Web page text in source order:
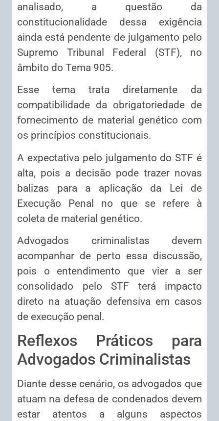
analisado, a questão da
constitucionalidade dessa exigência
ainda está pendente de julgamento pelo
Supremo Tribunal Federal (STF), no
âmbito do Tema 905.
Esse tema trata diretamente da
compatibilidade da obrigatoriedade de
fornecimento de material genético com
os princípios constitucionais.
A expectativa pelo julgamento do STF é
alta, pois a decisão pode trazer novas
balizas para a aplicação da Lei de
Execução Penal no que se refere à
coleta de material genético.
Advogados criminalistas devem
acompanhar de perto essa discussão,
pois o entendimento que vier a ser
consolidado pelo STF terá impacto
direto na atuação defensiva em casos
de execução penal.
Reflexos Práticos para
Advogados Criminalistas
Diante desse cenário, os advogados que
atuam na defesa de condenados devem
estar atentos a alguns aspectos